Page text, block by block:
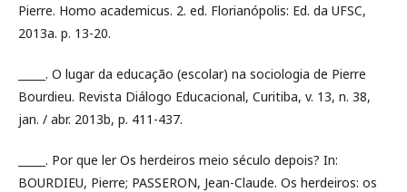
Pierre. Homo academicus. 2. ed. Florianópolis: Ed. da UFSC,
2013a. p. 13-20.
_____. O lugar da educação (escolar) na sociologia de Pierre
Bourdieu. Revista Diálogo Educacional, Curitiba, v. 13, n. 38,
jan. / abr. 2013b, p. 411-437.
_____. Por que ler Os herdeiros meio século depois? In:
BOURDIEU, Pierre; PASSERON, Jean-Claude. Os herdeiros: os